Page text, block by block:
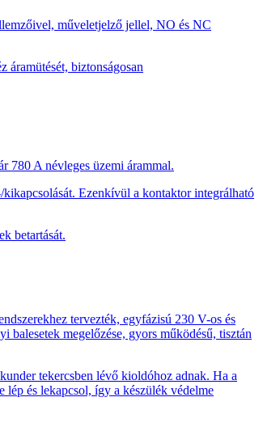
műveletjelző jellel, NO és NC
biztonságosan
780 A névleges üzemi árammal.
kikapcsolását. Ezenkívül a kontaktor integrálható
betartását.
tervezték, egyfázisú 230 V-os és
balesetek megelőzése, gyors működésű, tisztán
tekercsben lévő kioldóhoz adnak. Ha a
lép és lekapcsol, így a készülék védelme